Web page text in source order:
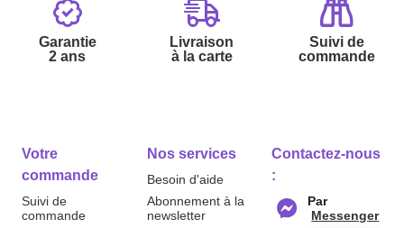
Garantie
2 ans
Livraison
à la carte
Suivi de
commande
Votre
commande
Suivi de
commande
Nos services
Besoin d'aide
Abonnement à la
newsletter
Contactez-nous
:
Par
Messenger